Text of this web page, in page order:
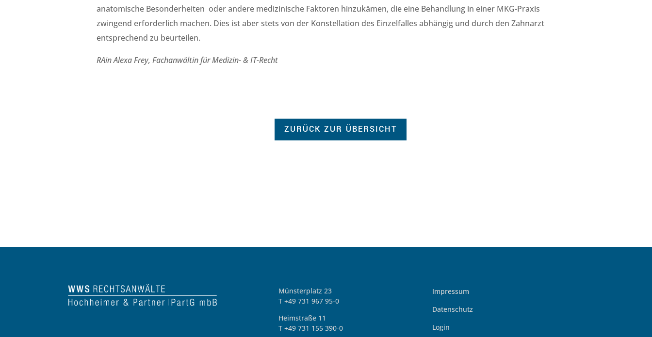
anatomische Besonderheiten oder andere medizinische Faktoren hinzukämen, die eine Behandlung in einer MKG-Praxis
zwingend erforderlich machen. Dies ist aber stets von der Konstellation des Einzelfalles abhängig und durch den Zahnarzt
entsprechend zu beurteilen.
RAin Alexa Frey, Fachanwältin für Medizin- & IT-Recht
ZURÜCK ZUR ÜBERSICHT
Münsterplatz 23
T +49 731 967 95-0
Heimstraße 11
T +49 731 155 390-0
Impressum
Datenschutz
Login